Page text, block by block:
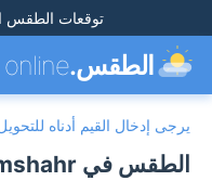
توقعات الطقس
الطقس.online
يرجى إدخال القيم أدناه
الطقس في Eslamshahr, إيران 🇮🇷